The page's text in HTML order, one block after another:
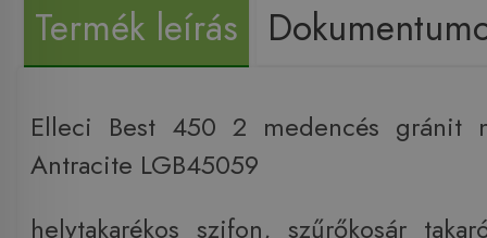
Termék leírás
Elleci Best 450 2 medencés gránit
Antracite LGB45059
helytakarékos szifon, szűrőkosár